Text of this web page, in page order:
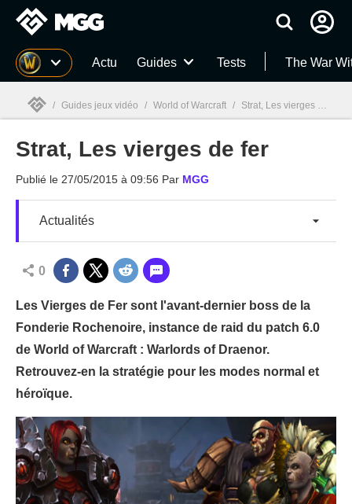
MGG Actu Guides Tests The War
MGG
/ Guides jeux vidéo / World of Warcraft / Strat, Les vierges de fer
Strat, Les vierges de fer
Publié le 27/05/2015 à 09:56 Par MGG
Actualités
0
Les Vierges de Fer sont l'avant-dernier boss de la
Fonderie Rochenoire, instance de raid du patch 6.0
de World of Warcraft : Warlords of Draenor.
Retrouvez-en la stratégie pour les modes normal et
héroïque.